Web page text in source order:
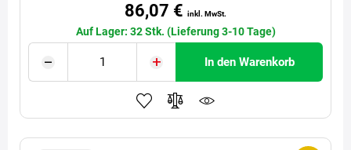
86,07 € inkl. MwSt.
Auf Lager: 32 Stk. (Lieferung 3-10 Tage)
In den Warenkorb